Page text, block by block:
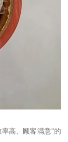
高、顾客满意”的